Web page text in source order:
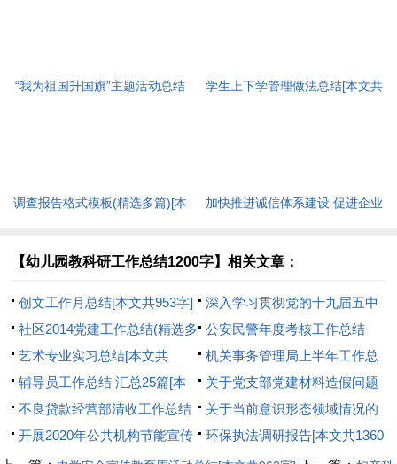
“我为祖国升国旗”主题活动总结
学生上下学管理做法总结[本文共
调查报告格式模板(精选多篇)[本
加快推进诚信体系建设 促进企业
【幼儿园教科研工作总结1200字】相关文章：
创文工作月总结[本文共953字]
深入学习贯彻党的十九届五中
全会精神专题学习会议总结[本
文共1376字]
社区2014党建工作总结(精选多
篇)[本文共9386字]
公安民警年度考核工作总结
【多篇】[本文共8607字]
艺术专业实习总结[本文共
10403字]
机关事务管理局上半年工作总
结[本文共10276字]
辅导员工作总结 汇总25篇[本
文共45231字]
关于党支部党建材料造假问题
自查自纠的报告及整改措施[本
文共890字]
不良贷款经营部清收工作总结
[本文共4563字]
关于当前意识形态领域情况的
通报[本文共1423字]
开展2020年公共机构节能宣传
环保执法调研报告[本文共1360